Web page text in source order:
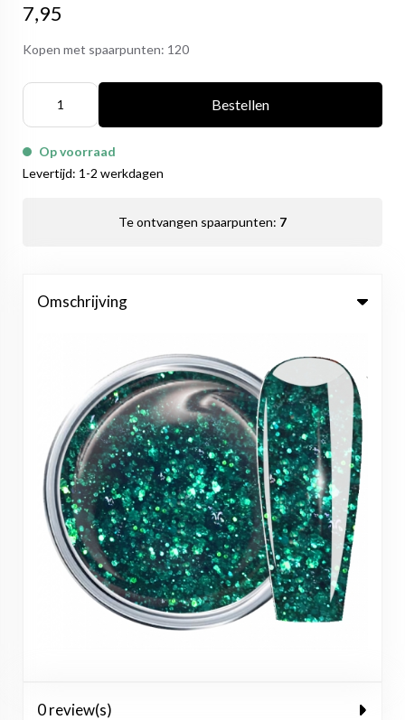
7,95
Kopen met spaarpunten: 120
Bestellen
Op voorraad
Levertijd: 1-2 werkdagen
Te ontvangen spaarpunten: 7
Omschrijving
0 review(s)